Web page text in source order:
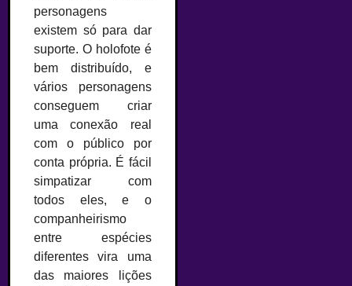
personagens
existem só para dar
suporte. O holofote é
bem distribuído, e
vários personagens
conseguem criar
uma conexão real
com o público por
conta própria. É fácil
simpatizar com
todos eles, e o
companheirismo
entre espécies
diferentes vira uma
das maiores lições